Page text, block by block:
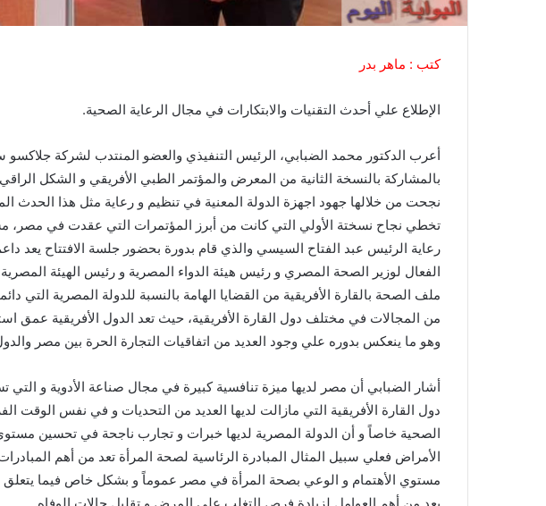
كتب : ماهر بدر
الإطلاع علي أحدث التقنيات والابتكارات في مجال الرعاية الصحية.
بالمشاركة بالنسخة الثانية من المعرض والمؤتمر الطبي الأفريقي و الشكل
نجحت من خلالها جهود اجهزة الدولة المعنية في تنظيم و رعاية مثل هذا
تخطي نجاح نسختة الأولي التي كانت من أبرز المؤتمرات التي عقدت في مصر،
رعاية الرئيس عبد الفتاح السيسي والذي قام بدورة بحضور جلسة الافتتاح يعد
الفعال لوزير الصحة المصري و رئيس هيئة الدواء المصرية و رئيس الهيئة
ملف الصحة بالقارة الأفريقية من القضايا الهامة بالنسبة للدولة المصرية التي
من المجالات في مختلف دول القارة الأفريقية، حيث تعد الدول الأفريقية عمق
وهو ما ينعكس بدوره علي وجود العديد من اتفاقيات التجارة الحرة بين مصر
أشار الضبابي أن مصر لديها ميزة تنافسية كبيرة في مجال صناعة الأدوية و التي
دول القارة الأفريقية التي مازالت لديها العديد من التحديات و في نفس الوقت
الصحية خاصاً و أن الدولة المصرية لديها خبرات و تجارب ناجحة في تحسين
الأمراض فعلي سبيل المثال المبادرة الرئاسية لصحة المرأة تعد من أهم
مستوي الأهتمام و الوعي بصحة المرأة في مصر عموماً و بشكل خاص فيما يتعلق